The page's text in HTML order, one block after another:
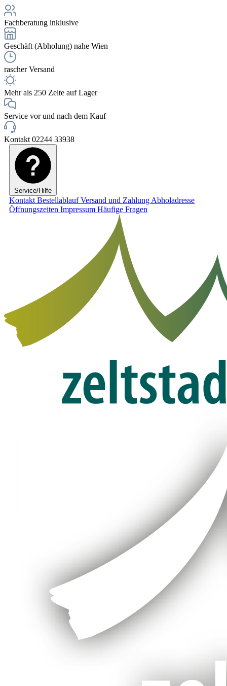
Fachberatung inklusive
Geschäft (Abholung) nahe Wien
rascher Versand
Mehr als 250 Zelte auf Lager
Service vor und nach dem Kauf
Kontakt 02244 33938
Service/Hilfe
Kontakt BestellablaufVersand und Zahlung Abholadresse
Öffnungszeiten Impressum Häufige Fragen